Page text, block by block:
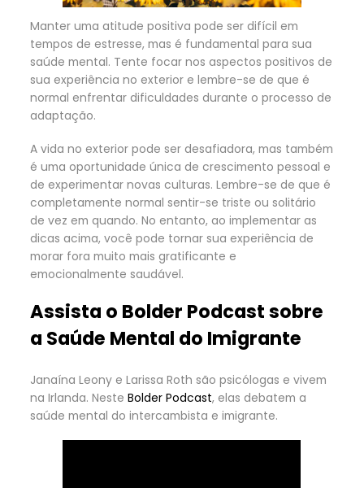
Manter uma atitude positiva pode ser difícil em
tempos de estresse, mas é fundamental para sua
saúde mental. Tente focar nos aspectos positivos de
sua experiência no exterior e lembre-se de que é
normal enfrentar dificuldades durante o processo de
adaptação.
A vida no exterior pode ser desafiadora, mas também
é uma oportunidade única de crescimento pessoal e
de experimentar novas culturas. Lembre-se de que é
completamente normal sentir-se triste ou solitário
de vez em quando. No entanto, ao implementar as
dicas acima, você pode tornar sua experiência de
morar fora muito mais gratificante e
emocionalmente saudável.
Assista o Bolder Podcastsobre
a Saúde Mental do Imigrante
Janaína Leony e Larissa Roth são psicólogas e vivem
na Irlanda. NesteBolder Podcast, elas debatem a
saúde mental do intercambista e imigrante.